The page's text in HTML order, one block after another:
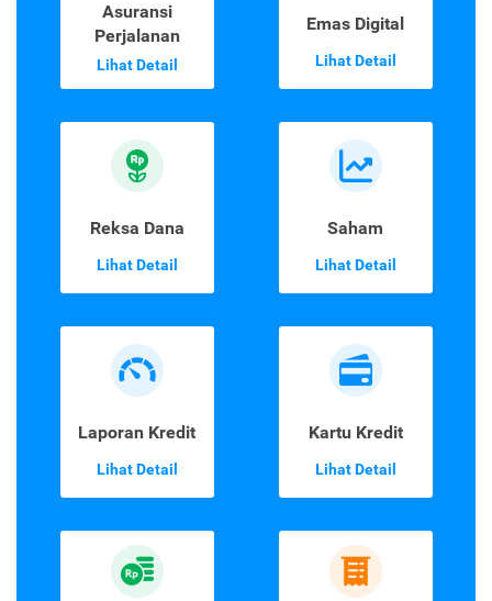
Asuransi
Perjalanan
Lihat Detail
Emas Digital
Lihat Detail
Reksa Dana
Lihat Detail
Saham
Lihat Detail
Laporan Kredit
Lihat Detail
Kartu Kredit
Lihat Detail